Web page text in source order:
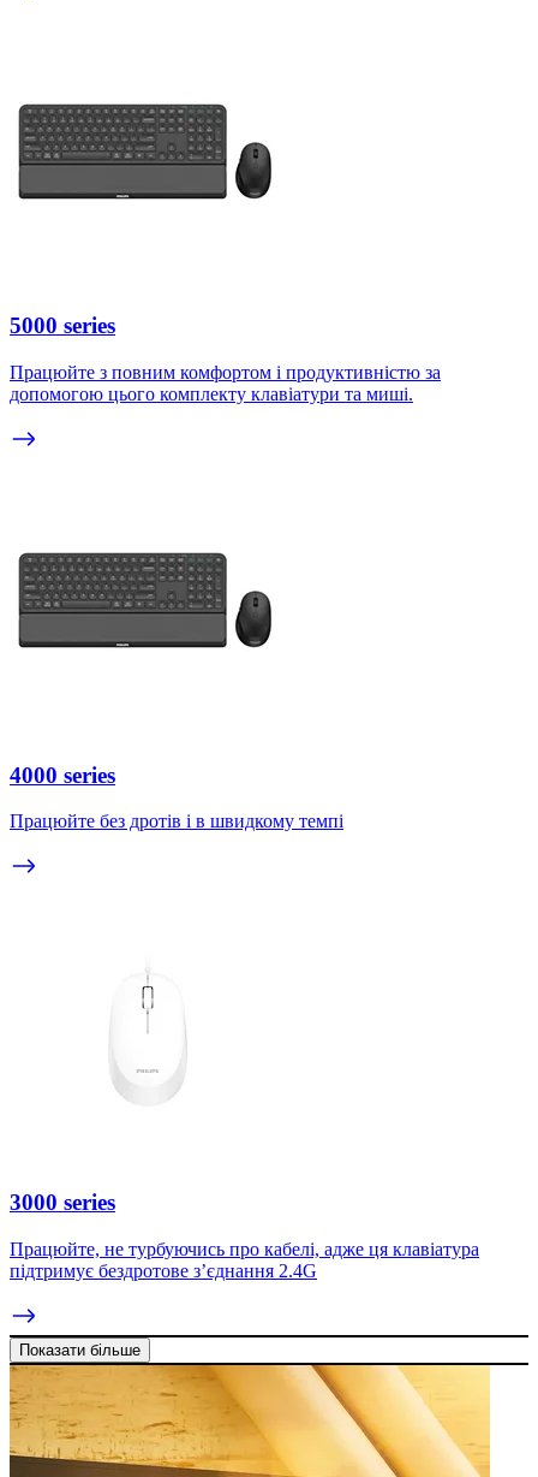
5000 series
Працюйте з повним комфортом і продуктивністю за
допомогою цього комплекту клавіатури та миші.
4000 series
Працюйте без дротів і в швидкому темпі
3000 series
Працюйте, не турбуючись про кабелі, адже ця клавіатура
підтримує бездротове з’єднання 2.4G
Показати більше